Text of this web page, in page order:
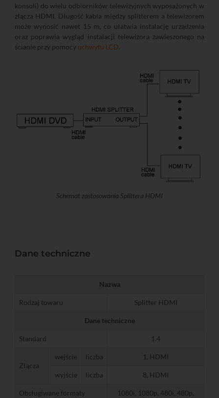
konsoli) do wielu odbiorników telewizyjnych wyposażonych w
złącza HDMI. Długość kabla między splitterem a telewizorem
może wynosić nawet 15 m, co ułatwia instalację urządzenia
oraz poprawia wygląd instalacji telewizora zawieszonego na
ścianie przy pomocy uchwytu LCD.
Schemat zastosowania Splittera HDMI
Dane techniczne
Nazwa
Rodzaj towaru Splitter HDMI
Dane techniczne
Standard 1.4
Złącza
wejście liczba 1, HDMI
wyjście liczba 8, HDMI
Obsługiwane formaty
1080i, 1080p, 480i, 480p,